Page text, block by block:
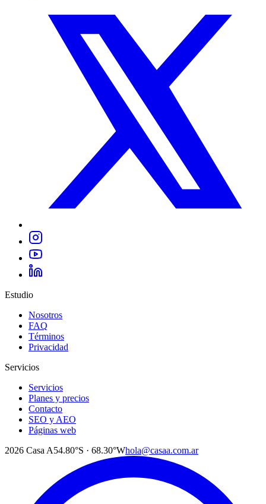
Estudio
Nosotros
FAQ
Términos
Privacidad
Servicios
Servicios
Planes y precios
Contacto
SEO y AEO
Páginas web
2026 Casa A54.80°S · 68.30°Whola@casaa.com.ar